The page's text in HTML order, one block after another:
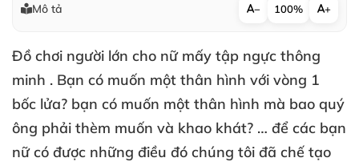
Mô tả − 100% +
Đồ chơi người lớn cho nữmấy tập ngực thông
minh . Bạn có muốn một thân hình với vòng 1
bốc lửa? bạn có muốn một thân hình mà bao quý
ông phải thèm muốn và khao khát? … để các bạn
nữ có được những điều đó chúng tôi đã chế tạo